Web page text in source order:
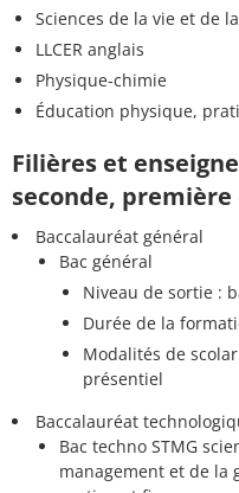
Sciences de la vie et de
LLCER anglais
Physique-chimie
Éducation physique,
Filières et
seconde,
Baccalauréat général
Bac général
Niveau de sortie :
Durée de la
Modalités de
présentiel
Baccalauréat
Bac techno STMG
management et de la